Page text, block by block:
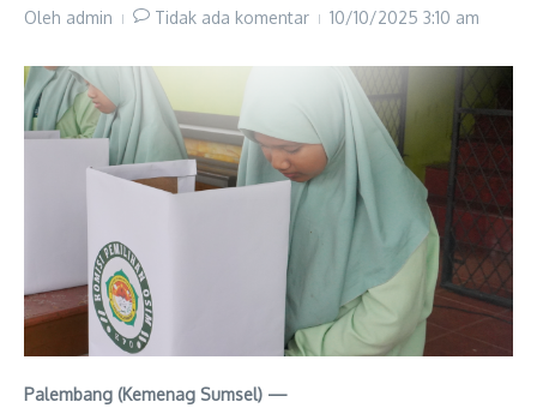
Oleh admin Tidak ada komentar 10/10/2025 3:10 am
Palembang (Kemenag Sumsel) —